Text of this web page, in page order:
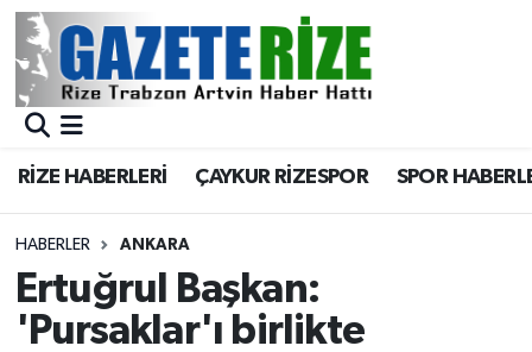
RİZE HABERLERİ ÇAYKUR RİZESPOR SPOR
HABERLER ANKARA
Ertuğrul Başkan:
'Pursaklar'ı birlikte
BÖLGEMİZ
Asayiş
Rize Jandarma Komutanlığı
Bilim Teknoloji
Merkez Nöbetçi Eczaneler
Merkez Trafik Yoğunluk Haritası
Süper Lig Puan Durumu ve Fikstür
Tüm Manşetler